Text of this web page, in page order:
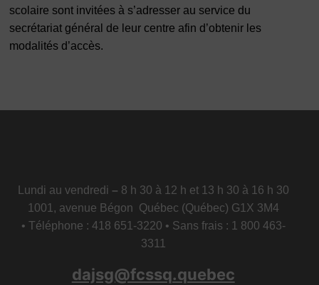
scolaire sont invitées à s’adresser au service du
secrétariat général de leur centre afin d’obtenir les
modalités d’accès.
Lundi au vendredi – 8 h 30 à 12 h et 13 h 30 à 16 h 30
1001, avenue Bégon Québec (Québec) G1X 3M4
• Téléphone : 418 651-3220 • Sans frais : 1 800 463-
3311
dajsg@fcssq.quebec